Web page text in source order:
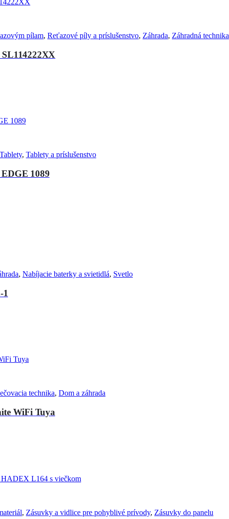
pílam, Reťazové píly a príslušenstvo, Záhrada, Záhradná technika
Tablety, Tablety a príslušenstvo
1089
, Nabíjacie baterky a svietidlá, Svetlo
1
technika, Dom a záhrada
WiFi Tuya
, Zásuvky a vidlice pre pohyblivé prívody, Zásuvky do panelu